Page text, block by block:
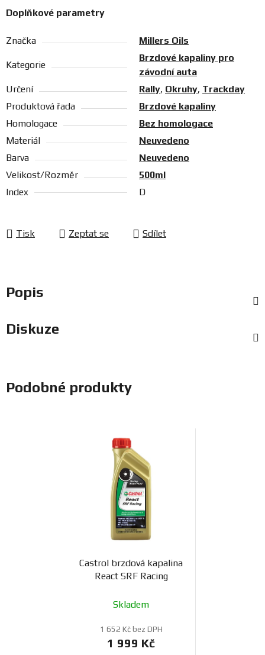
Doplňkové parametry
Značka Millers Oils
Kategorie
Brzdové kapaliny pro
závodní auta
Určení
Rally, Okruhy, Trackday
Produktová řada
Brzdové kapaliny
Homologace
Bez homologace
Materiál
Neuvedeno
Barva
Neuvedeno
Velikost/Rozměr
500ml
Index
D
Tisk Zeptat se Sdílet
Popis
Diskuze
Podobné produkty
Castrol brzdová kapalina
React SRF Racing
Skladem
1 652 Kč bez DPH
1 999 Kč